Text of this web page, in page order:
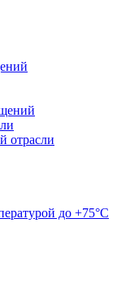
отрасли
до +75°C